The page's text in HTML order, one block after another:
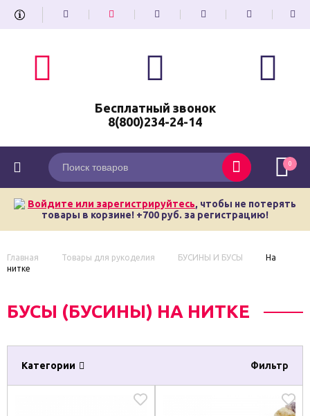
Бесплатный звонок
8(800)234-24-14
0
Войдите или зарегистрируйтесь, чтобы не потерять
товары в корзине! +700 руб. за регистрацию!
Главная Товары для рукоделия БУСИНЫ И БУСЫ
На
нитке
БУСЫ (БУСИНЫ) НА НИТКЕ
Категории Фильтр